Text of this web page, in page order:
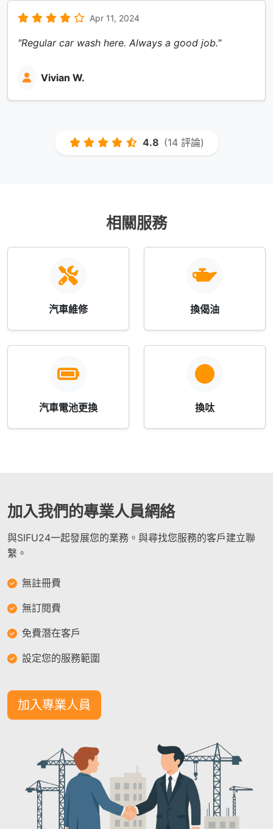
Apr 11, 2024
"Regular car wash here. Always a good job."
Vivian W.
4.8 (14 評論)
相關服務
汽車維修 換偈油
汽車電池更換 換呔
加入我們的專業人員網絡
與SIFU24一起發展您的業務。與尋找您服務的客戶建立聯
繫。
無註冊費
無訂閱費
免費潛在客戶
設定您的服務範圍
加入專業人員